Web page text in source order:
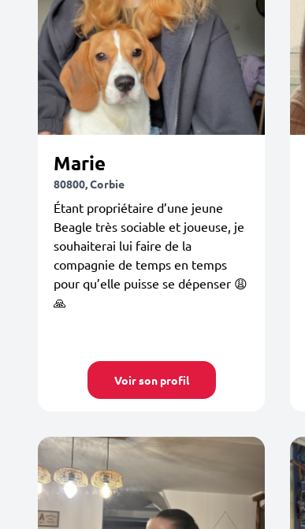
Marie
80800, Corbie
Étant propriétaire d’une jeune
Beagle très sociable et joueuse, je
souhaiterai lui faire de la
compagnie de temps en temps
pour qu’elle puisse se dépenser 😩
🙏
Voir son profil